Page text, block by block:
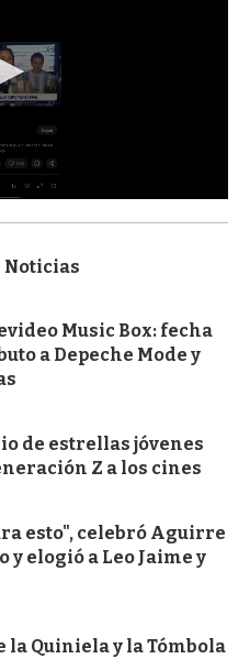
Music Box: fecha
a Depeche Mode y
de estrellas jóvenes
Z a los cines
esto", celebró Aguirre
elogió a Leo Jaime y
la Quiniela y la Tómbola